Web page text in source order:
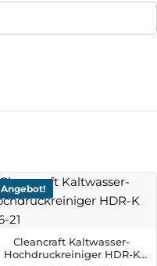
Angebot!
Cleancraft Kaltwasser-
Hochdruckreiniger HDR-K